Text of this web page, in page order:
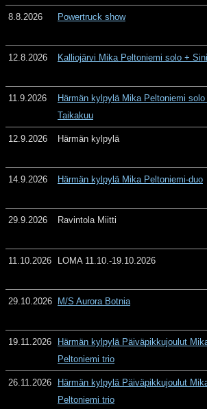
8.8.2026 Powertruck show
12.8.2026 Kalliojärvi Mika Peltoniemi solo +
11.9.2026
Härmän kylpylä Mika Peltoniemi solo
Taikakuu
12.9.2026 Härmän kylpylä
14.9.2026 Härmän kylpylä Mika Peltoniemi-duo
29.9.2026 Ravintola Miitti
11.10.2026 LOMA 11.10.-19.10.2026
29.10.2026 M/S Aurora Botnia
19.11.2026
Härmän kylpylä Päiväpikkujoulut
Peltoniemi trio
26.11.2026
Härmän kylpylä Päiväpikkujoulut
Peltoniemi trio